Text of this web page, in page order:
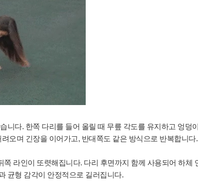
니다. 한쪽 다리를 들어 올릴 때 무릎 각도를 유지하고 엉덩
오며 긴장을 이어가고, 반대쪽도 같은 방식으로 반복합니다.
라인이 또렷해집니다. 다리 후면까지 함께 사용되어 하체
균형 감각이 안정적으로 길러집니다.